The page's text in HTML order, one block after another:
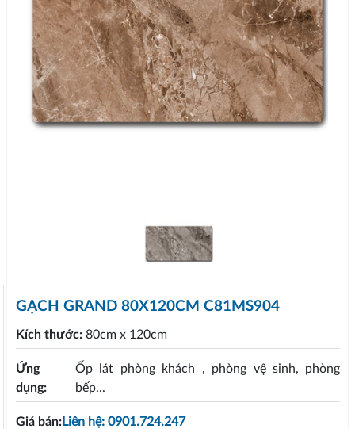
GẠCH GRAND 80X120CM C81MS904
Kích thước: 80cm x 120cm
Ứng
dụng:
Ốp lát phòng khách , phòng vệ sinh, phòng
bếp...
Giá bán:Liên hệ: 0901.724.247